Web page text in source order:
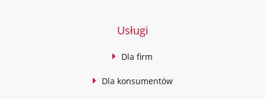
Usługi
Dla firm
Dla konsumentów